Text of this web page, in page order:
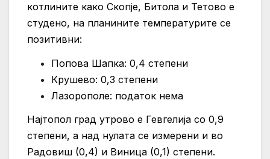
котлините како Скопје, Битола и Тетово е
студено, на планините температурите се
позитивни:
Попова Шапка: 0,4 степени
Крушево: 0,3 степени
Лазорополе: податок нема
Најтопол град утрово е Гевгелија со 0,9
степени, а над нулата се измерени и во
Радовиш (0,4) и Виница (0,1) степени.